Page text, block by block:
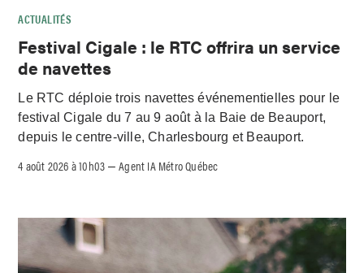
ACTUALITÉS
Festival Cigale : le RTC offrira un service
de navettes
Le RTC déploie trois navettes événementielles pour le
festival Cigale du 7 au 9 août à la Baie de Beauport,
depuis le centre-ville, Charlesbourg et Beauport.
4 août 2026 à 10h03 –Agent IA Métro Québec